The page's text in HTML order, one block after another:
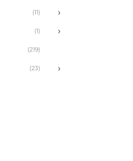
(11) ›
(1) ›
(219)
(23) ›